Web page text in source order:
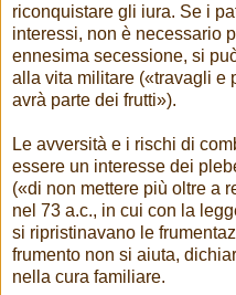
riconquistare gli iura. Se i
interessi, non è necessario
ennesima secessione, si
alla vita militare («travagli e
avrà parte dei frutti»).
Le avversità e i rischi di
essere un interesse dei
(«di non mettere più oltre a
nel 73 a.c., in cui con la
si ripristinavano le
frumento non si aiuta,
nella cura familiare.